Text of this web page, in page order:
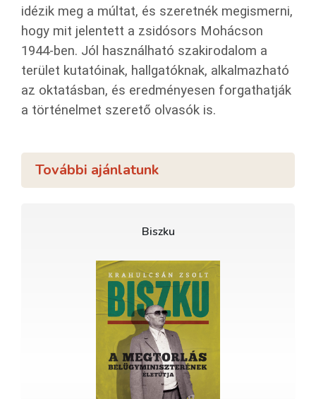
idézik meg a múltat, és szeretnék megismerni,
hogy mit jelentett a zsidósors Mohácson
1944-ben. Jól használható szakirodalom a
terület kutatóinak, hallgatóknak, alkalmazható
az oktatásban, és eredményesen forgathatják
a történelmet szerető olvasók is.
További ajánlatunk
Biszku